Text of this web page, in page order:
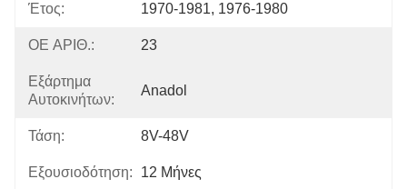
Έτος: 1970-1981, 1976-1980
OE ΑΡΙΘ.: 23
Εξάρτημα
Αυτοκινήτων:
Anadol
Τάση: 8V-48V
Εξουσιοδότηση: 12 Μήνες